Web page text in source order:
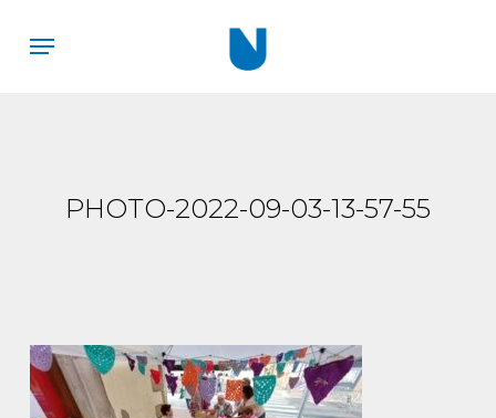
Menu
PHOTO-2022-09-03-13-57-55